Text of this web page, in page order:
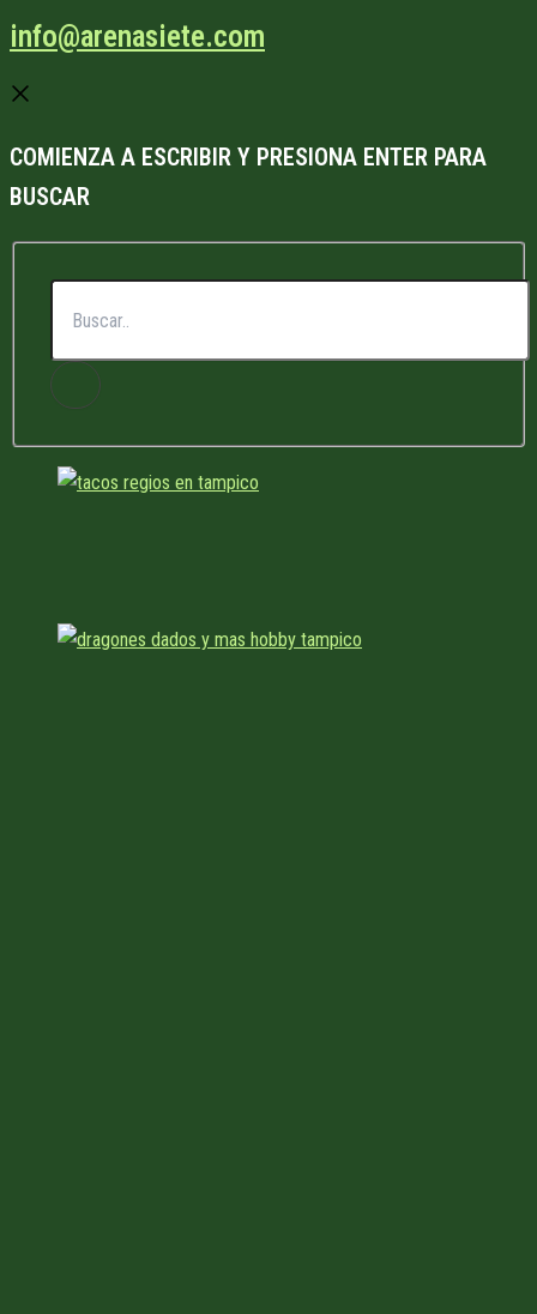
info@arenasiete.com
COMIENZA A ESCRIBIR Y PRESIONA ENTER PARA
BUSCAR